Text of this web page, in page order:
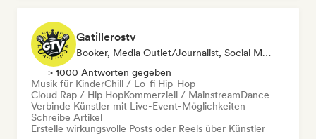
Gatillerostv
Booker, Media Outlet/Journalist, Social Media Influencer
> 1000 Antworten gegeben
Musik für KinderChill / Lo-fi Hip-Hop
Cloud Rap / Hip HopKommerziell / MainstreamDance
Verbinde Künstler mit Live-Event-Möglichkeiten
Schreibe Artikel
Erstelle wirkungsvolle Posts oder Reels über Künstler